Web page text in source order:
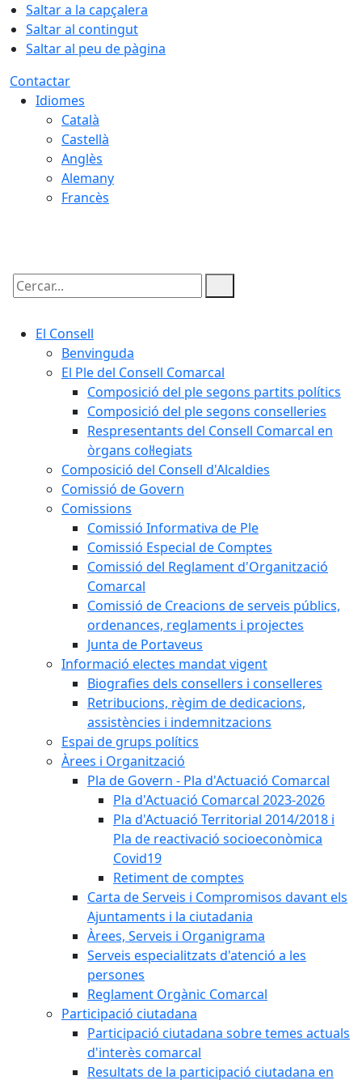
Saltar a la capçalera
Saltar al contingut
Saltar al peu de pàgina
Contactar
Idiomes
Català
Castellà
Anglès
Alemany
Francès
Cercar:
El Consell
Benvinguda
El Ple del Consell Comarcal
Composició del ple segons partits polítics
Composició del ple segons conselleries
Respresentants del Consell Comarcal en
òrgans col·legiats
Composició del Consell d'Alcaldies
Comissió de Govern
Comissions
Comissió Informativa de Ple
Comissió Especial de Comptes
Comissió del Reglament d'Organització
Comarcal
Comissió de Creacions de serveis públics,
ordenances, reglaments i projectes
Junta de Portaveus
Informació electes mandat vigent
Biografies dels consellers i conselleres
Retribucions, règim de dedicacions,
assistències i indemnitzacions
Espai de grups polítics
Àrees i Organització
Pla de Govern - Pla d'Actuació Comarcal
Pla d'Actuació Comarcal 2023-2026
Pla d'Actuació Territorial 2014/2018 i
Pla de reactivació socioeconòmica
Covid19
Retiment de comptes
Carta de Serveis i Compromisos davant els
Ajuntaments i la ciutadania
Àrees, Serveis i Organigrama
Serveis especialitzats d'atenció a les
persones
Reglament Orgànic Comarcal
Participació ciutadana
Participació ciutadana sobre temes actuals
d'interès comarcal
Resultats de la participació ciutadana en